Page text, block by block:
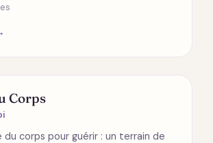
Corps
du corps pour guérir : un terrain de